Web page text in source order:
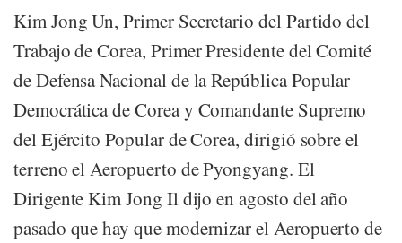
Kim Jong Un, Primer Secretario del Partido del
Trabajo de Corea, Primer Presidente del Comité
de Defensa Nacional de la República Popular
Democrática de Corea y Comandante Supremo
del Ejército Popular de Corea, dirigió sobre el
terreno el Aeropuerto de Pyongyang. El
Dirigente Kim Jong Il dijo en agosto del año
pasado que hay que modernizar el Aeropuerto de